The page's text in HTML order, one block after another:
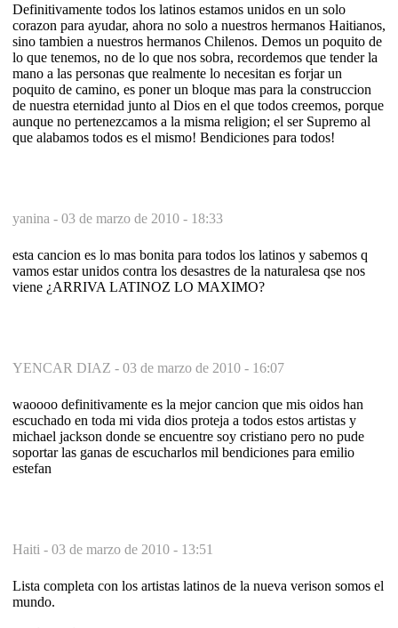
Definitivamente todos los latinos estamos unidos en un solo
corazon para ayudar, ahora no solo a nuestros hermanos Haitianos,
sino tambien a nuestros hermanos Chilenos. Demos un poquito de
lo que tenemos, no de lo que nos sobra, recordemos que tender la
mano a las personas que realmente lo necesitan es forjar un
poquito de camino, es poner un bloque mas para la construccion
de nuestra eternidad junto al Dios en el que todos creemos, porque
aunque no pertenezcamos a la misma religion; el ser Supremo al
que alabamos todos es el mismo! Bendiciones para todos!
yanina - 03 de marzo de 2010 - 18:33
esta cancion es lo mas bonita para todos los latinos y sabemos q
vamos estar unidos contra los desastres de la naturalesa qse nos
viene ¿ARRIVA LATINOZ LO MAXIMO?
YENCAR DIAZ - 03 de marzo de 2010 - 16:07
waoooo definitivamente es la mejor cancion que mis oidos han
escuchado en toda mi vida dios proteja a todos estos artistas y
michael jackson donde se encuentre soy cristiano pero no pude
soportar las ganas de escucharlos mil bendiciones para emilio
estefan
Haiti - 03 de marzo de 2010 - 13:51
Lista completa con los artistas latinos de la nueva verison somos el
mundo.